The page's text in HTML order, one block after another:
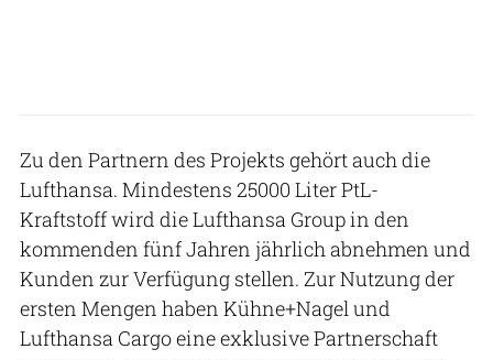
Zu den Partnern des Projekts gehört auch die
Lufthansa. Mindestens 25000 Liter PtL-
Kraftstoff wird die Lufthansa Group in den
kommenden fünf Jahren jährlich abnehmen und
Kunden zur Verfügung stellen. Zur Nutzung der
ersten Mengen haben Kühne+Nagel und
Lufthansa Cargo eine exklusive Partnerschaft